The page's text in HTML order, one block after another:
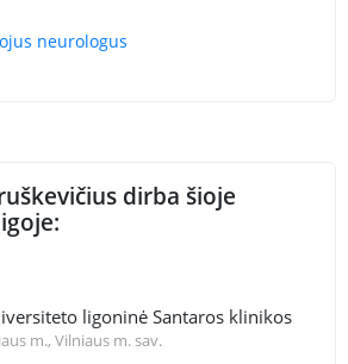
neurologus
dirba šioje
ligoninė Santaros klinikos
m., Vilniaus m. sav.